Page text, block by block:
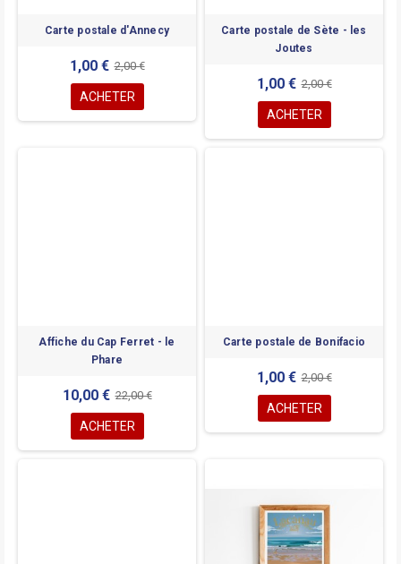
Carte postale d'Annecy
1,00 € 2,00 €
ACHETER
Carte postale de Sète - les
Joutes
1,00 € 2,00 €
ACHETER
Affiche du Cap Ferret - le
Phare
10,00 € 22,00 €
ACHETER
Carte postale de Bonifacio
1,00 € 2,00 €
ACHETER